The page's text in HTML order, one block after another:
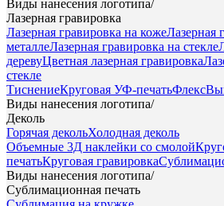
Виды нанесения логотипа/
Лазерная гравировка
Лазерная гравировка на кожеЛазерная
металлеЛазерная гравировка на стекле
деревуЦветная лазерная гравировка
стекле
ТиснениеКруговая УФ-печатьФлекс
Виды нанесения логотипа/
Деколь
Горячая декольХолодная деколь
Объемные 3Д наклейки со смолой
печатьКруговая гравировка
Виды нанесения логотипа/
Сублимационная печать